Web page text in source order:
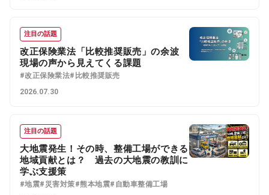
注目の話題
改正保険業法「比較推奨販売」の余波
現場の声から見えてくる課題
#改正保険業法#比較推奨販売
2026.07.30
注目の話題
大地震発生！その時、整備工場ができる
地域貢献とは？ 過去の大地震の教訓に
学ぶ支援策
#地震#災害対策#熊本地震#自動車整備工場